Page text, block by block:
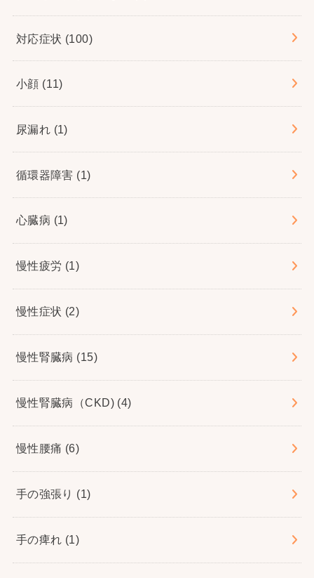
対応症状 (100)
小顔 (11)
尿漏れ (1)
循環器障害 (1)
心臓病 (1)
慢性疲労 (1)
慢性症状 (2)
慢性腎臓病 (15)
慢性腎臓病（CKD) (4)
慢性腰痛 (6)
手の強張り (1)
手の痺れ (1)